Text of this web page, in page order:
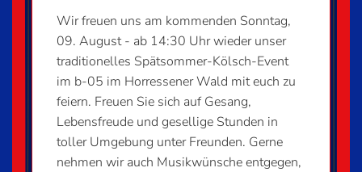
Wir freuen uns am kommenden Sonntag,
09. August - ab 14:30 Uhr wieder unser
traditionelles Spätsommer-Kölsch-Event
im b-05 im Horressener Wald mit euch zu
feiern. Freuen Sie sich auf Gesang,
Lebensfreude und gesellige Stunden in
toller Umgebung unter Freunden. Gerne
nehmen wir auch Musikwünsche entgegen,